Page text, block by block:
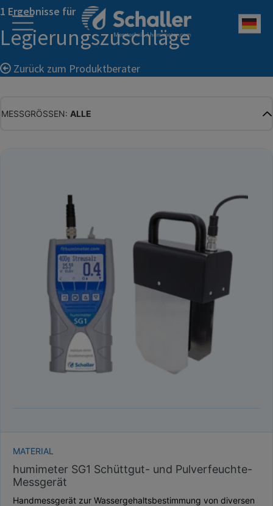
1 Ergebnisse für
Legierungszuschläge
Zurück zum Produktberater
MESSGRÖSSEN: ALLE
ABSOLUTE FEUCHTE
GLEICHGEWICHTSFEUCHTE
WASSERAKTIVITÄT
TROCKENSUBSTANZ
HEKTOLITERGEWICHT
SCHÜTTDICHTE
GEWICHT / MASSE
MATERIAL
humimeter SG1 Schüttgut- und Pulverfeuchte-
Messgerät
Handmessgerät zur Wassergehaltsbestimmung von diversen